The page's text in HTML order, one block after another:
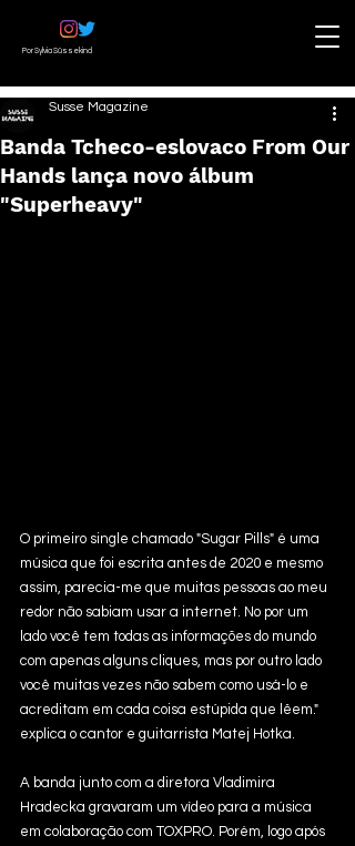
Por Sylvia Süssekind
Banda Tcheco-eslovaco From Our
Hands lança novo álbum
"Superheavy"
Susse Magazine
O primeiro single chamado "Sugar Pills" é uma
música que foi escrita antes de 2020 e mesmo
assim, parecia-me que muitas pessoas ao meu
redor não sabiam usar a internet. No por um
lado você tem todas as informações do mundo
com apenas alguns cliques, mas por outro lado
você muitas vezes não sabem como usá-lo e
acreditam em cada coisa estúpida que lêem."
explica o cantor e guitarrista Matej Hotka.
A banda junto com a diretora Vladimira
Hradecka gravaram um vídeo para a música
em colaboração com TOXPRO. Porém, logo após